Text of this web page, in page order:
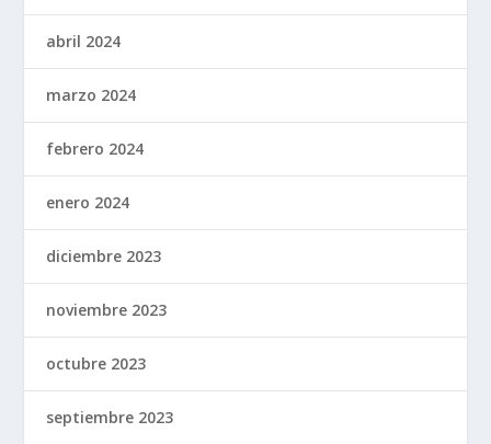
abril 2024
marzo 2024
febrero 2024
enero 2024
diciembre 2023
noviembre 2023
octubre 2023
septiembre 2023